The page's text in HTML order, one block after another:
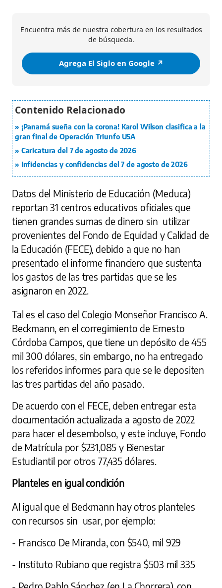
Encuentra más de nuestra cobertura en los resultados
de búsqueda.
Agrega El Siglo en Google ↗️
¡Panamá sueña con la corona! Karol Wilson clasifica a la
gran final de Operación Triunfo USA
Caricatura del 7 de agosto de 2026
Infidencias y confidencias del 7 de agosto de 2026
Datos del Ministerio de Educación (Meduca)
reportan 31 centros educativos oficiales que
tienen grandes sumas de dinero sin utilizar
provenientes del Fondo de Equidad y Calidad de
la Educación (FECE), debido a que no han
presentado el informe financiero que sustenta
los gastos de las tres partidas que se les
asignaron en 2022.
Tal es el caso del Colegio Monseñor Francisco A.
Beckmann, en el corregimiento de Ernesto
Córdoba Campos, que tiene un depósito de 455
mil 300 dólares, sin embargo, no ha entregado
los referidos informes para que se le depositen
las tres partidas del año pasado.
De acuerdo con el FECE, deben entregar esta
documentación actualizada a agosto de 2022
para hacer el desembolso, y este incluye, Fondo
de Matrícula por $231,085 y Bienestar
Estudiantil por otros 77,435 dólares.
Planteles en igual condición
Al igual que el Beckmann hay otros planteles
con recursos sin usar, por ejemplo:
- Francisco De Miranda, con $540, mil 929
- Instituto Rubiano que registra $503 mil 335